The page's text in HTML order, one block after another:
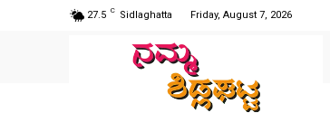
27.5 C Sidlaghatta Friday, August 7, 2026